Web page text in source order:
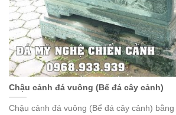
Chậu cảnh đá vuông (Bể đá cây cảnh)
Chậu cảnh đá vuông (Bể đá cây cảnh)